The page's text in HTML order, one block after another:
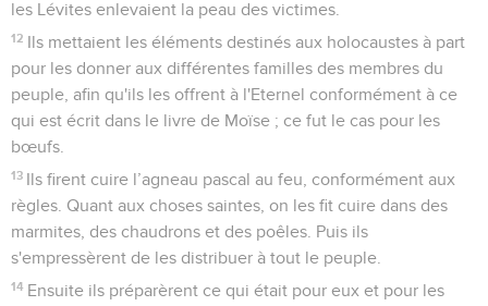
les Lévites enlevaient la peau des victimes.
12 Ils mettaient les éléments destinés aux holocaustes à part
pour les donner aux différentes familles des membres du
peuple, afin qu'ils les offrent à l'Eternel conformément à ce
qui est écrit dans le livre de Moïse ; ce fut le cas pour les
bœufs.
13 Ils firent cuire l’agneau pascal au feu, conformément aux
règles. Quant aux choses saintes, on les fit cuire dans des
marmites, des chaudrons et des poêles. Puis ils
s'empressèrent de les distribuer à tout le peuple.
14 Ensuite ils préparèrent ce qui était pour eux et pour les